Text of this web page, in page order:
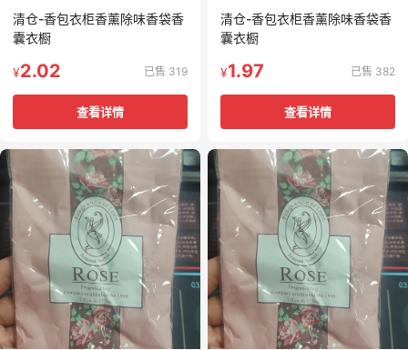
清仓-香包衣柜香薰除味香袋香
囊衣橱
¥2.02 已售 319
查看详情
清仓-香包衣柜香薰除味香袋香
囊衣橱
¥1.97 已售 382
查看详情